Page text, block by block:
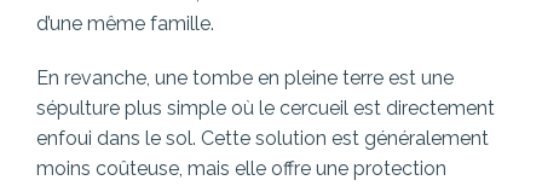
d’une même famille.
En revanche, une tombe en pleine terre est une
sépulture plus simple où le cercueil est directement
enfoui dans le sol. Cette solution est généralement
moins coûteuse, mais elle offre une protection